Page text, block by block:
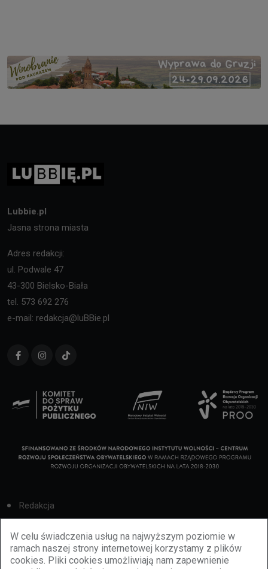
W celu świadczenia usług na najwyższym poziomie w
ramach naszej strony internetowej korzystamy z plików
cookies. Pliki cookies umożliwiają nam zapewnienie
Lubbie.pl
Jasna strona miasta
Adres redakcji:
ul. Podwale 47
43-300 Bielsko-Biała
tel. 573 692 276
e-mail: redakcja@luBBie.pl
Redakcja
Cookies
Reklama